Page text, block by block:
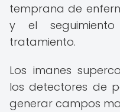
temprana de
y el
tratamiento.
Los imanes
los detectores de
generar campos